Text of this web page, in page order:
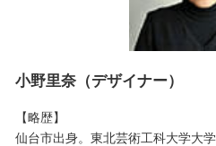
小野里奈（デザイナー）
【略歴】
仙台市出身。東北芸術工科大学大